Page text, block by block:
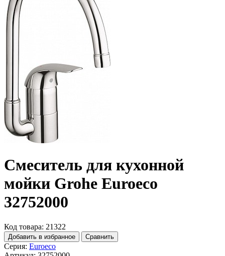
Смеситель для кухонной
мойки Grohe Euroeco
32752000
Код товара: 21322
Добавить в избранное Сравнить
Серия: Euroeco